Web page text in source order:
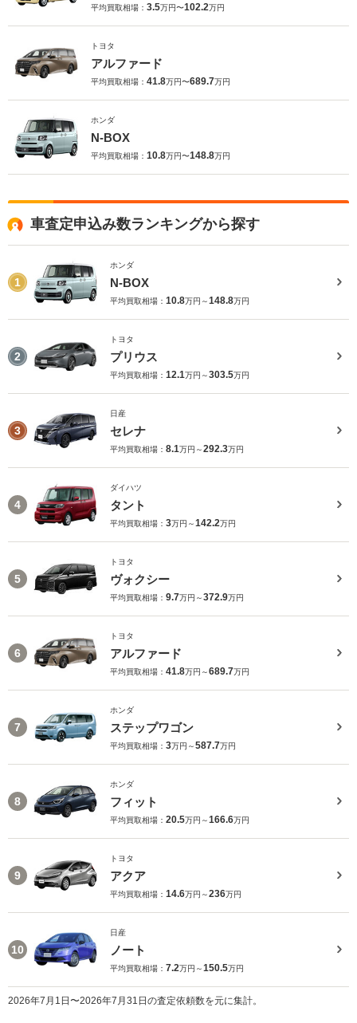
平均買取相場： 3.5万円〜102.2万円
トヨタ
アルファード
平均買取相場： 41.8万円〜689.7万円
ホンダ
N-BOX
平均買取相場： 10.8万円〜148.8万円
車査定申込み数ランキングから探す
1
ホンダ
N-BOX
平均買取相場： 10.8万円～148.8万円
2
トヨタ
プリウス
平均買取相場： 12.1万円～303.5万円
3
日産
セレナ
平均買取相場： 8.1万円～292.3万円
4
ダイハツ
タント
平均買取相場： 3万円～142.2万円
5
トヨタ
ヴォクシー
平均買取相場： 9.7万円～372.9万円
6
トヨタ
アルファード
平均買取相場： 41.8万円～689.7万円
7
ホンダ
ステップワゴン
平均買取相場： 3万円～587.7万円
8
ホンダ
フィット
平均買取相場： 20.5万円～166.6万円
9
トヨタ
アクア
平均買取相場： 14.6万円～236万円
10
日産
ノート
平均買取相場： 7.2万円～150.5万円
2026年7月1日〜2026年7月31日の査定依頼数を元に集計。